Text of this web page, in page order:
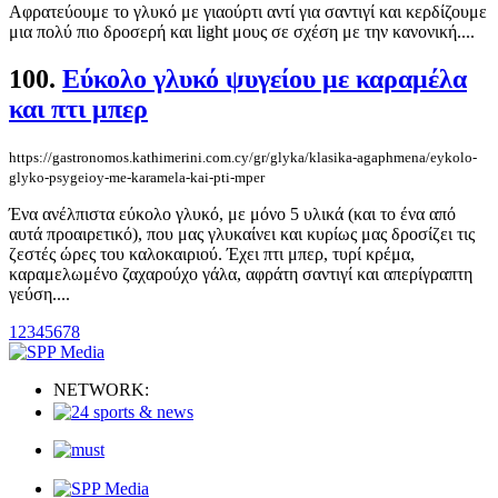
Αφρατεύουμε το γλυκό με γιαούρτι αντί για σαντιγί και κερδίζουμε
μια πολύ πιο δροσερή και light μους σε σχέση με την κανονική....
100. Εύκολο γλυκό ψυγείου με καραμέλα
και πτι μπερ
https://gastronomos.kathimerini.com.cy/gr/glyka/klasika-agaphmena/eykolo-
glyko-psygeioy-me-karamela-kai-pti-mper
Ένα ανέλπιστα εύκολο γλυκό, με μόνο 5 υλικά (και το ένα από
αυτά προαιρετικό), που μας γλυκαίνει και κυρίως μας δροσίζει τις
ζεστές ώρες του καλοκαιριού. Έχει πτι μπερ, τυρί κρέμα,
καραμελωμένο ζαχαρούχο γάλα, αφράτη σαντιγί και απερίγραπτη
γεύση....
1 2345678
NETWORK: